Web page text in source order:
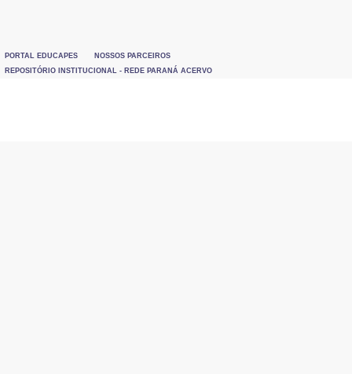
PORTAL EDUCAPES
NOSSOS PARCEIROS
REPOSITÓRIO INSTITUCIONAL - REDE PARANÁ ACERVO